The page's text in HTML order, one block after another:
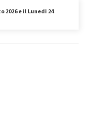
2026 e il Lunedi 24